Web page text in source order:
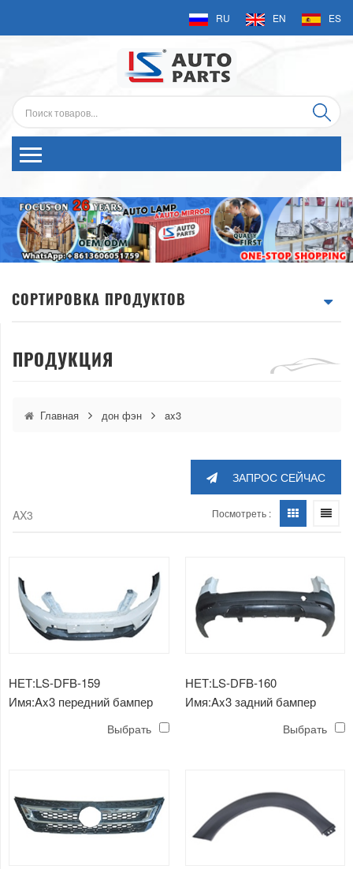
RU EN ES
СОРТИРОВКА ПРОДУКТОВ
ПРОДУКЦИЯ
Главная дон фэн ax3
ЗАПРОС СЕЙЧАС
AX3 Посмотреть :
НЕТ:LS-DFB-159
Имя:Ax3 передний бампер
Выбрать
НЕТ:LS-DFB-160
Имя:Ax3 задний бампер
Выбрать